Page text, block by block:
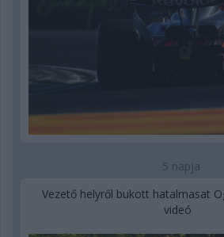
5 napja
Vezető helyről bukott hatalmasat
videó